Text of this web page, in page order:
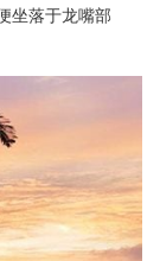
坐落于龙嘴部